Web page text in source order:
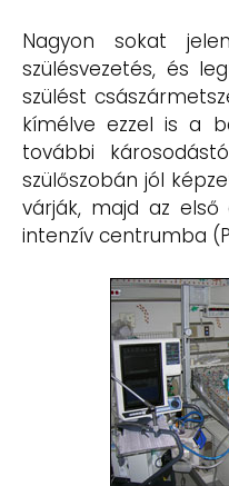
Nagyon sokat
szülésvezetés, és
szülést
kímélve ezzel is a
további
szülőszobán jól
várják, majd az
intenzív centrumba